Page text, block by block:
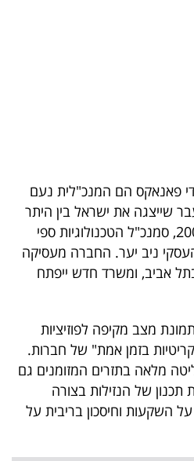
פאנאקס הם המנכ"לית נעם
שייצגה את ישראל בין היתר
באולימפיאדת בייג'ינג ב-2008, סמנכ"ל הטכנולוגיות ספי
ניב יער. החברה מעסיקה
אביב, ומשרד חדש ייפתח
מצב מקיפה לפוזיציות
בזמן אמת" של חברות.
מלאה בתזרים המזומנים גם
של הנזילות בצורה
על השקעות וחיסכון בריבית על